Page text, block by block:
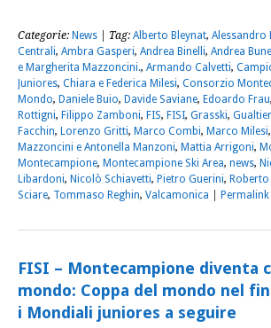
Categorie: News | Tag: Alberto Bleynat, Alessandro
Centrali, Ambra Gasperi, Andrea Binelli, Andrea
e Margherita Mazzoncini., Armando Calvetti,
Juniores, Chiara e Federica Milesi, Consorzio
Mondo, Daniele Buio, Davide Saviane, Edoardo Frau,
Rottigni, Filippo Zamboni, FIS, FISI, Grasski,
Facchin, Lorenzo Gritti, Marco Combi, Marco Milesi,
Mazzoncini e Antonella Manzoni, Mattia Arrigoni,
Montecampione, Montecampione Ski Area, news,
Libardoni, Nicolò Schiavetti, Pietro Guerini, Roberto
Sciare, Tommaso Reghin, Valcamonica Permalink
FISI – Montecampione diventa
mondo: Coppa del mondo nel
i Mondiali juniores a seguire